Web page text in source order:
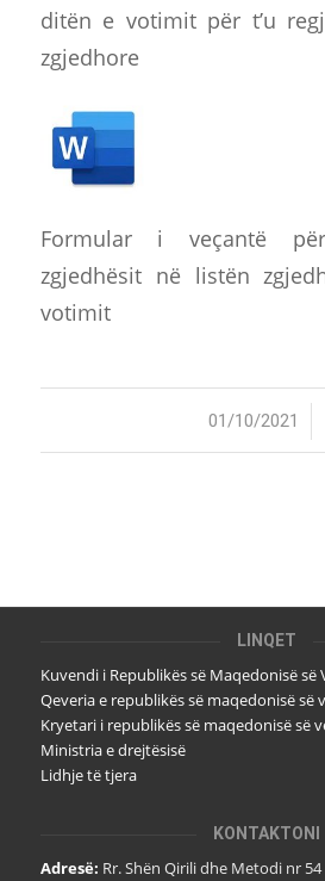
ditën e votimit për t’u
zgjedhore
Formular i veçantë
zgjedhësit në listën
votimit
01/10/2021
/
LINQET
Kuvendi i Republikës së Maqedonisë së
Qeveria e republikës së maqedonisë së
Kryetari i republikës së maqedonisë së
Ministria e drejtësisë
Lidhje të tjera
KONTAKTONI
Adresë: Rr. Shën Qirili dhe Metodi nr 54